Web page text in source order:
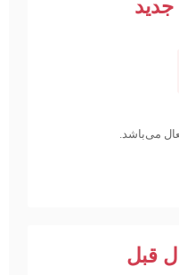
می‌باشد.
قبل